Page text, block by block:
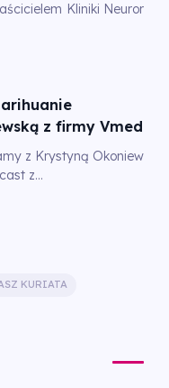
Kliniki Neuror
z firmy Vmed
z Krystyną Okoniew
z...
KURIATA